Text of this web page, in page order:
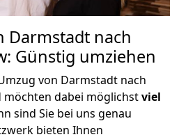
Darmstadt nach
Günstig umziehen
von Darmstadt nach
dabei möglichstviel
sind Sie bei uns genau
bieten Ihnen